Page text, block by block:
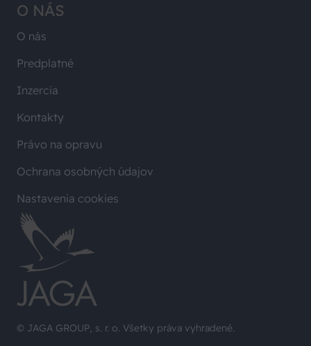
© JAGA GROUP, s. r. o. Všetky práva vyhradené.
O NÁS
O nás
Predplatné
Inzercia
Kontakty
Právo na opravu
Ochrana osobných údajov
Nastavenia cookies